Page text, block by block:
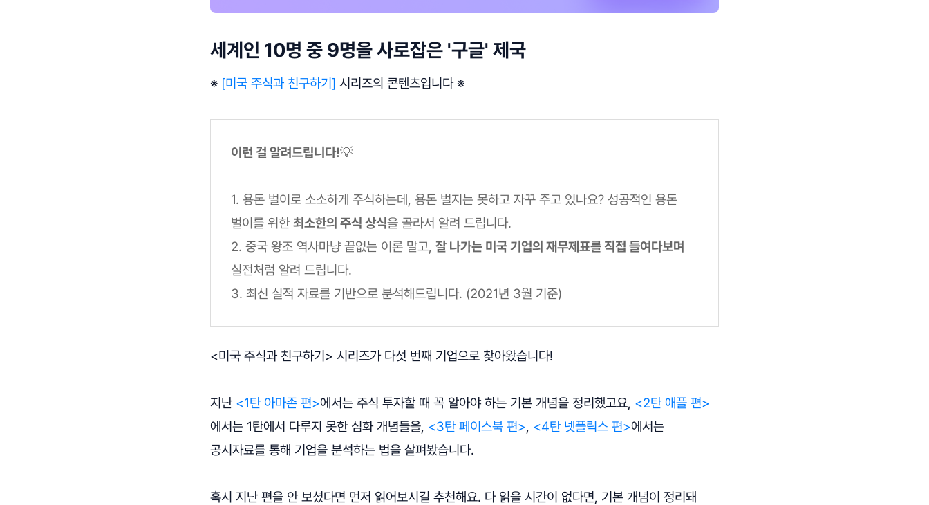
세계인 10명 중 9명을 사로잡은 '구글' 제국
※ [미국 주식과 친구하기] 시리즈의 콘텐츠입니다 ※
이런 걸 알려드립니다!💡
1. 용돈 벌이로 소소하게 주식하는데, 용돈 벌지는 못하고 자꾸 주고 있나요? 성공적인 용돈
벌이를 위한 최소한의 주식 상식을 골라서 알려 드립니다.
2. 중국 왕조 역사마냥 끝없는 이론 말고, 잘 나가는 미국 기업의 재무제표를 직접 들여다보며
실전처럼 알려 드립니다.
3. 최신 실적 자료를 기반으로 분석해드립니다. (2021년 3월 기준)
<미국 주식과 친구하기> 시리즈가 다섯 번째 기업으로 찾아왔습니다!
지난 <1탄 아마존 편>에서는 주식 투자할 때 꼭 알아야 하는 기본 개념을 정리했고요, <2탄 애플 편>
에서는 1탄에서 다루지 못한 심화 개념들을, <3탄 페이스북 편>, <4탄 넷플릭스 편>에서는
공시자료를 통해 기업을 분석하는 법을 살펴봤습니다.
혹시 지난 편을 안 보셨다면 먼저 읽어보시길 추천해요. 다 읽을 시간이 없다면, 기본 개념이 정리돼